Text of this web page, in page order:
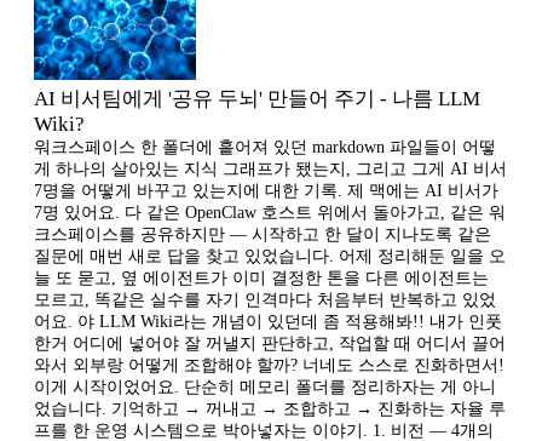
AI 비서팀에게 '공유 두뇌' 만들어 주기 - 나름 LLM
Wiki?
워크스페이스 한 폴더에 흩어져 있던 markdown 파일들이 어떻
게 하나의 살아있는 지식 그래프가 됐는지, 그리고 그게 AI 비서
7명을 어떻게 바꾸고 있는지에 대한 기록. 제 맥에는 AI 비서가
7명 있어요. 다 같은 OpenClaw 호스트 위에서 돌아가고, 같은 워
크스페이스를 공유하지만 — 시작하고 한 달이 지나도록 같은
질문에 매번 새로 답을 찾고 있었습니다. 어제 정리해둔 일을 오
늘 또 묻고, 옆 에이전트가 이미 결정한 톤을 다른 에이전트는
모르고, 똑같은 실수를 자기 인격마다 처음부터 반복하고 있었
어요. 야 LLM Wiki라는 개념이 있던데 좀 적용해봐!! 내가 인풋
한거 어디에 넣어야 잘 꺼낼지 판단하고, 작업할 때 어디서 끌어
와서 외부랑 어떻게 조합해야 할까? 너네도 스스로 진화하면서!
이게 시작이었어요. 단순히 메모리 폴더를 정리하자는 게 아니
었습니다. 기억하고 → 꺼내고 → 조합하고 → 진화하는 자율 루
프를 한 운영 시스템으로 박아넣자는 이야기. 1. 비전 — 4개의